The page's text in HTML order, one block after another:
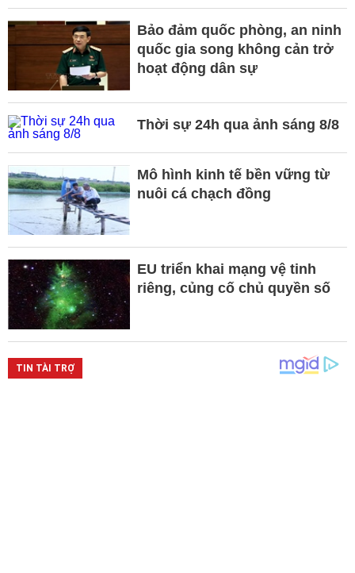
Bảo đảm quốc phòng, an ninh
quốc gia song không cản trở
hoạt động dân sự
Thời sự 24h qua ảnh sáng 8/8
Mô hình kinh tế bền vững từ
nuôi cá chạch đồng
EU triển khai mạng vệ tinh
riêng, củng cố chủ quyền số